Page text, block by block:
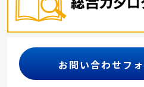
お問い合わせフ